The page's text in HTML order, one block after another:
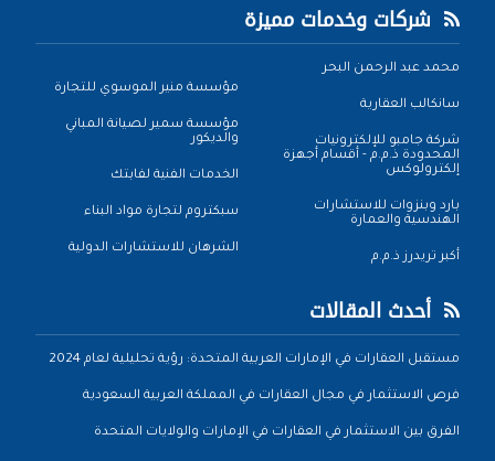
شركات وخدمات مميزة
محمد عبد الرحمن البحر
سانكالب العقارية
شركة جامبو للإلكترونيات
المحدودة ذ.م.م - أقسام أجهزة
إلكترولوكس
بارد وبنزوات للاستشارات
الهندسية والعمارة
أكبر تريدرز ذ.م.م
مؤسسة منير الموسوي للتجارة
مؤسسة سمير لصيانة المباني
والديكور
الخدمات الفنية لفابتك
سبكتروم لتجارة مواد البناء
الشرهان للاستشارات الدولية
أحدث المقالات
مستقبل العقارات في الإمارات العربية المتحدة: رؤية تحليلية لعام 2024
فرص الاستثمار في مجال العقارات في المملكة العربية السعودية
الفرق بين الاستثمار في العقارات في الإمارات والولايات المتحدة